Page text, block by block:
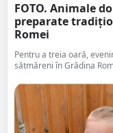
FOTO. Animale
preparate
Romei
Pentru a treia oară,
sătmăreni în Grădina